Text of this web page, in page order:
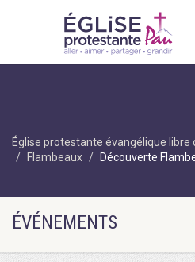
Église protestante évangélique libre
Flambeaux
Découverte
ÉVÉNEMENTS